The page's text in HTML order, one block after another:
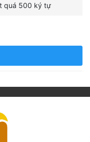
quá 500 ký tự